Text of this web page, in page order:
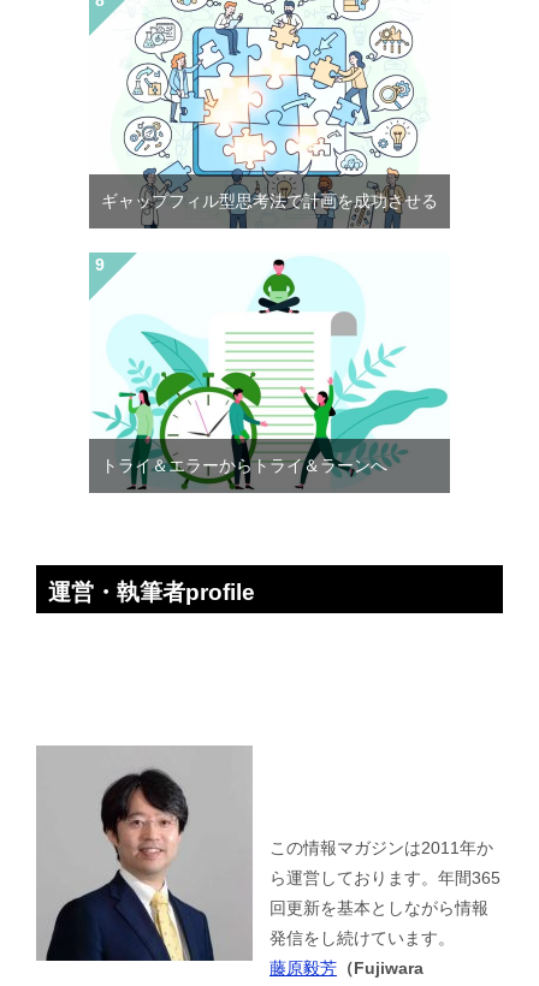
ギャップフィル型思考法で計画を成功させる
トライ＆エラーからトライ＆ラーンへ
運営・執筆者profile
この情報マガジンは2011年か
ら運営しております。年間365
回更新を基本としながら情報
発信をし続けています。
藤原毅芳 （Fujiwara